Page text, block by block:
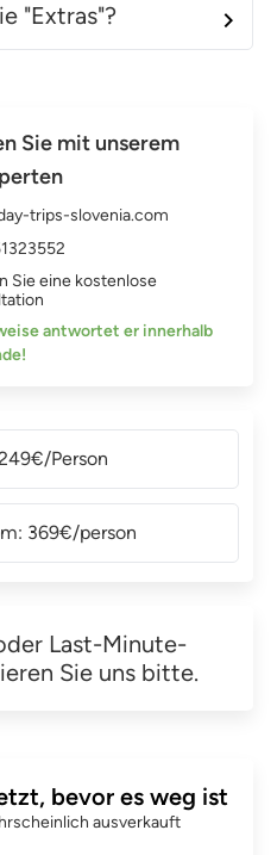
"Extras"?
Sie mit unserem
trips-slovenia.com
Sie eine kostenlose
antwortet er innerhalb
Person
369€/person
Last-Minute-
Sie uns bitte.
bevor es weg ist
ausverkauft